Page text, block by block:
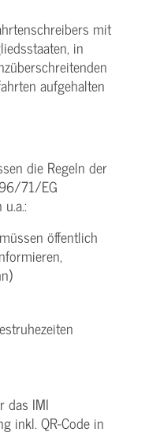
mit
in
aufgehalten
die Regeln der
71/EG
öffentlich
das IMI
inkl. QR-Code in